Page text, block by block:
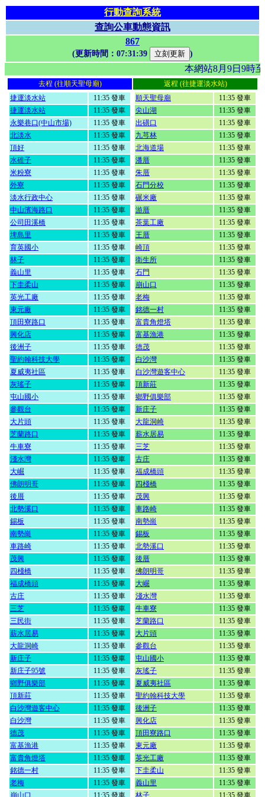
行動查詢系統
查詢公車動態資訊
867
(更新時間： 07:31:39 )
本網站8月9日9
去程 (往順天聖母廟)
返程 (往捷運淡水站)
捷運淡水站
11:35 發車
捷運淡水站
11:35 發車
永樂巷口(中山市場)
11:35 發車
北淡水
11:35 發車
頂好
11:35 發車
水碓子
11:35 發車
米粉寮
11:35 發車
外寮
11:35 發車
淡水行政中心
11:35 發車
中山濱海路口
11:35 發車
公司田溪橋
11:35 發車
埤島里
11:35 發車
育英國小
11:35 發車
林子
11:35 發車
義山里
11:35 發車
下圭柔山
11:35 發車
英光工廠
11:35 發車
東元廠
11:35 發車
頂田寮路口
11:35 發車
興化店
11:35 發車
後洲子
11:35 發車
聖約翰科技大學
11:35 發車
夏威夷社區
11:35 發車
灰瑤子
11:35 發車
屯山國小
11:35 發車
參觀台
11:35 發車
大片頭
11:35 發車
芝蘭路口
11:35 發車
牛車寮
11:35 發車
淺水灣
11:35 發車
大崛
11:35 發車
佛朗明哥
11:35 發車
後厝
11:35 發車
北勢溪口
11:35 發車
錫板
11:35 發車
南勢崗
11:35 發車
車路崎
11:35 發車
茂興
11:35 發車
四棧橋
11:35 發車
福成橋頭
11:35 發車
古庄
11:35 發車
三芝
11:35 發車
三民街
11:35 發車
薪水居易
11:35 發車
大龍洞崎
11:35 發車
新庄子
11:35 發車
新庄子95號
11:35 發車
鄉野俱樂部
11:35 發車
頂新莊
11:35 發車
白沙灣遊客中心
11:35 發車
白沙灣
11:35 發車
德茂
11:35 發車
富基漁港
11:35 發車
富貴角燈塔
11:35 發車
銘德一村
11:35 發車
老梅
11:35 發車
崩山口
11:35 發車
順天聖母廟
11:35 發車
尖山湖
11:35 發車
出磺口
11:35 發車
九芎林
11:35 發車
北海道場
11:35 發車
潘厝
11:35 發車
朱厝
11:35 發車
石門分校
11:35 發車
碾米廠
11:35 發車
游厝
11:35 發車
茶葉工廠
11:35 發車
王厝
11:35 發車
崎頂
11:35 發車
衛生所
11:35 發車
石門
11:35 發車
崩山口
11:35 發車
老梅
11:35 發車
銘德一村
11:35 發車
富貴角燈塔
11:35 發車
富基漁港
11:35 發車
德茂
11:35 發車
白沙灣
11:35 發車
白沙灣遊客中心
11:35 發車
頂新莊
11:35 發車
鄉野俱樂部
11:35 發車
新庄子
11:35 發車
大龍洞崎
11:35 發車
薪水居易
11:35 發車
三芝
11:35 發車
古庄
11:35 發車
福成橋頭
11:35 發車
四棧橋
11:35 發車
茂興
11:35 發車
車路崎
11:35 發車
南勢崗
11:35 發車
錫板
11:35 發車
北勢溪口
11:35 發車
後厝
11:35 發車
佛朗明哥
11:35 發車
大崛
11:35 發車
淺水灣
11:35 發車
牛車寮
11:35 發車
芝蘭路口
11:35 發車
大片頭
11:35 發車
參觀台
11:35 發車
屯山國小
11:35 發車
灰瑤子
11:35 發車
夏威夷社區
11:35 發車
聖約翰科技大學
11:35 發車
後洲子
11:35 發車
興化店
11:35 發車
頂田寮路口
11:35 發車
東元廠
11:35 發車
英光工廠
11:35 發車
下圭柔山
11:35 發車
義山里
11:35 發車
林子
11:35 發車